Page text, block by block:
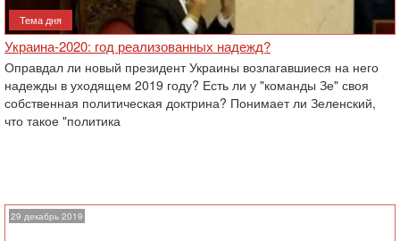
Тема дня
Украина-2020: год реализованных надежд?
Оправдал ли новый президент Украины возлагавшиеся на него
надежды в уходящем 2019 году? Есть ли у "команды Зе" своя
собственная политическая доктрина? Понимает ли Зеленский,
что такое "политика
29 декабрь 2019